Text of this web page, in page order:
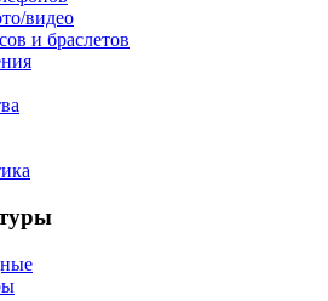
видео
и браслетов